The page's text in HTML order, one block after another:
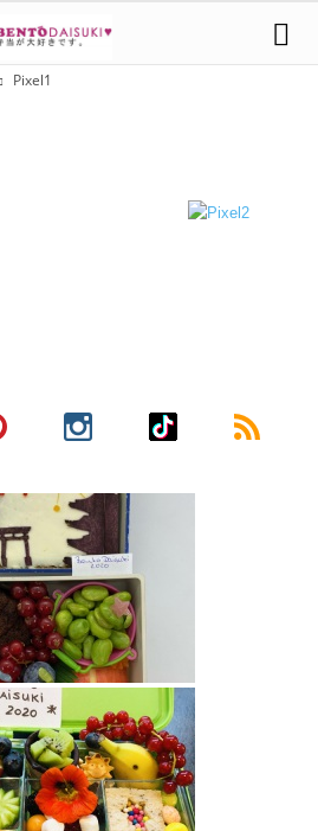
Pixel1